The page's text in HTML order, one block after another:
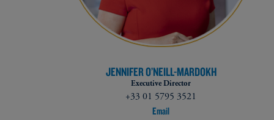
JENNIFER O’NEILL-MARDOKH
Executive Director
+33 01 5795 3521
Email